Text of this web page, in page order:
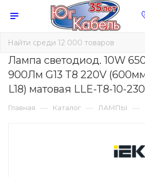
Лампа светодиод. 10W
900Лм G13 T8 220V
L18) матовая LLE-T8-10-
Главная — Каталог — ЛАМПЫ —